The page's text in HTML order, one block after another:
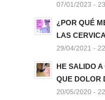
07/01/2023 -
¿POR QUÉ
LAS
29/04/2021 -
HE SALIDO A
QUE DOLOR
20/05/2020 -